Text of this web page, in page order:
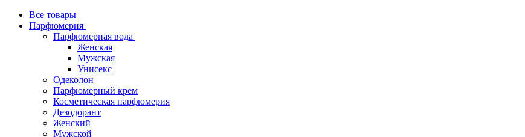
Все товары
Парфюмерия
Парфюмерная вода
Женская
Мужская
Унисекс
Одеколон
Парфюмерный крем
Косметическая парфюмерия
Дезодорант
Женский
Мужской